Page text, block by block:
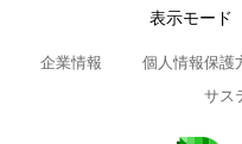
表示モード
企業情報 個人情報保護
サス